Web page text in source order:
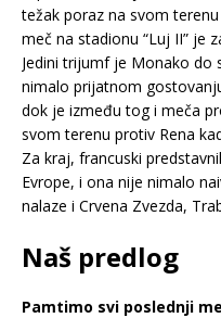
težak poraz na svom
meč na stadionu “Luj II” je
Jedini trijumf je Monako do
nimalo prijatnom
dok je između tog i meča
svom terenu protiv Rena
Za kraj, francuski
Evrope, i ona nije nimalo
nalaze i Crvena Zvezda,
Naš predlog
Pamtimo svi poslednji